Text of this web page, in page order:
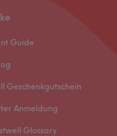
Guide
Geschenkgutschein
Anmeldung
Glossary